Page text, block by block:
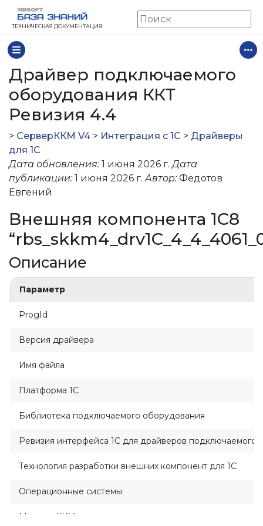
ТЕХНИЧЕСКАЯ ДОКУМЕНТАЦИЯ
2.2-4.4)
4.7
1С на базе БПО
4.4
4.1
3.4
3.3
2.2
2.5
печать
печать
Драйвер подключаемого
оборудования ККТ
Ревизия 4.4
> СерверККМ V4 > Интеграция с 1С > Драйверы
для 1С
Дата обновления: 1 июня 2026 г.Дата
публикации: 1 июня 2026 г.Автор: Федотов
Евгений
Внешняя компонента 1С8
Описание
Параметр
ProgId
Версия драйвера
Имя файла
Платформа 1С
Библиотека подключаемого оборудования
Ревизия интерфейса 1C для драйверов подключаемого
Технология разработки внешних компонент для 1С
Операционные системы
Модели ККМ